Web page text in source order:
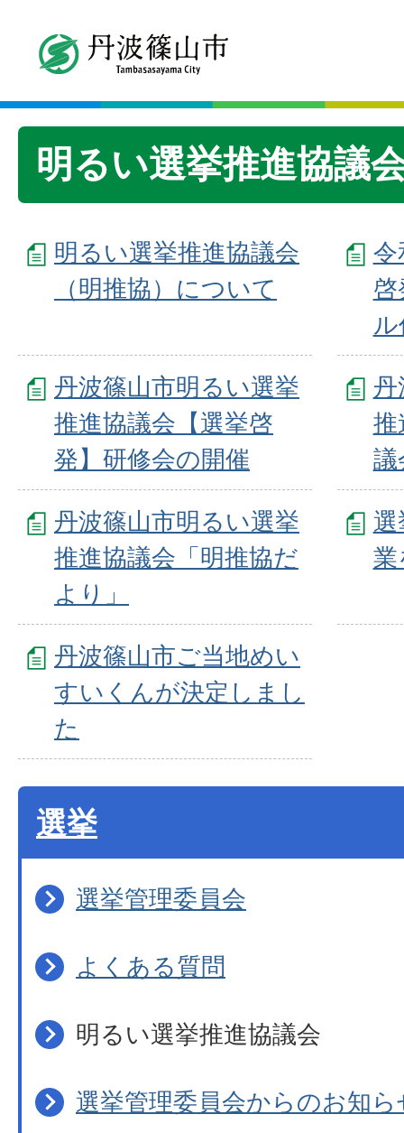
明るい選挙推進協議
明るい選挙推進協議会
（明推協）について
令
丹波篠山市明るい選挙
推進協議会【選挙啓
発】研修会の開催
推
議
丹波篠山市明るい選挙
推進協議会「明推協だ
より」
業
丹波篠山市ご当地めい
すいくんが決定しまし
た
選挙
選挙管理委員会
よくある質問
明るい選挙推進協議会
選挙管理委員会からのお知ら